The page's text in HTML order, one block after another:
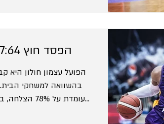
הפסד חוץ 77:64 באולם היובל
הפועל עצמון חולון היא
בהשוואה למשחקי
עומדת על